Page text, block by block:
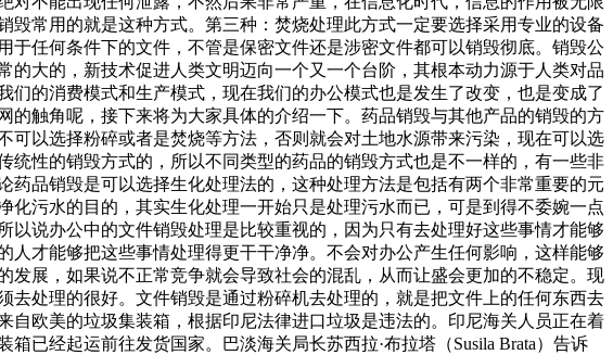
常用的就是这种方式。第三种：焚烧处理此方式一定要选择采用专业的设备
任何条件下的文件，不管是保密文件还是涉密文件都可以销毁彻底。销毁公
大的，新技术促进人类文明迈向一个又一个台阶，其根本动力源于人类对品
的消费模式和生产模式，现在我们的办公模式也是发生了改变，也是变成了
触角呢，接下来将为大家具体的介绍一下。药品销毁与其他产品的销毁的方
以选择粉碎或者是焚烧等方法，否则就会对土地水源带来污染，现在可以选
性的销毁方式的，所以不同类型的药品的销毁方式也是不一样的，有一些非
品销毁是可以选择生化处理法的，这种处理方法是包括有两个非常重要的元
污水的目的，其实生化处理一开始只是处理污水而已，可是到得不委婉一点
说办公中的文件销毁处理是比较重视的，因为只有去处理好这些事情才能够
才能够把这些事情处理得更干干净净。不会对办公产生任何影响，这样能够
展，如果说不正常竞争就会导致社会的混乱，从而让盛会更加的不稳定。现
处理的很好。文件销毁是通过粉碎机去处理的，就是把文件上的任何东西去
欧美的垃圾集装箱，根据印尼法律进口垃圾是违法的。印尼海关人员正在着
已经起运前往发货国家。巴淡海关局长苏西拉·布拉塔（Susila Brata）告诉